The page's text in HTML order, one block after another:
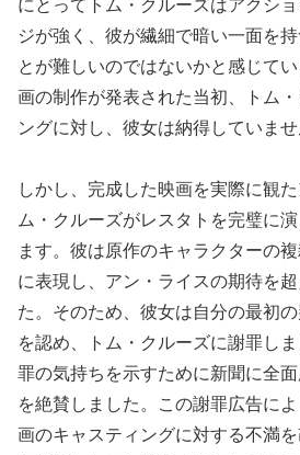
にとってトム・クルーズはアクシ
ジが強く、彼が繊細で暗い一面を
とが難しいのではないかと感じて
画の制作が発表された当初、トム
ングに対し、彼女は納得していませ
しかし、完成した映画を実際に観
ム・クルーズがレスタトを完璧に
ます。彼は原作のキャラクターの
に表現し、アン・ライスの期待を
た。そのため、彼女は自分の最初
を認め、トム・クルーズに謝罪し
罪の気持ちを示すために新聞に全
を絶賛しました。この謝罪広告に
画のキャスティングに対する不満